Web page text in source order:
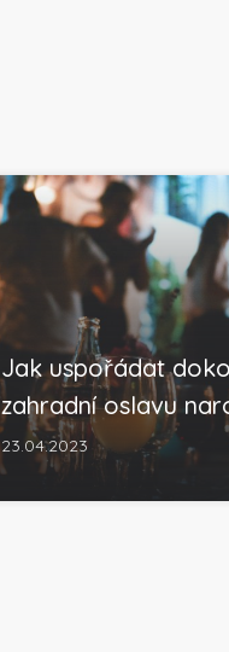
Jak uspořádat
zahradní oslavu
23.04.2023